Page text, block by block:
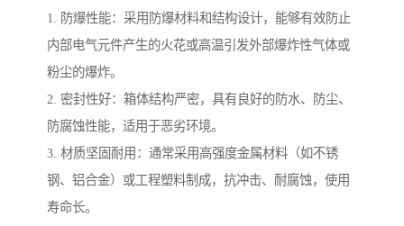
1. 防爆性能：采用防爆材料和结构设计，能够有效防止
内部电气元件产生的火花或高温引发外部爆炸性气体或
粉尘的爆炸。
2. 密封性好：箱体结构严密，具有良好的防水、防尘、
防腐蚀性能，适用于恶劣环境。
3. 材质坚固耐用：通常采用高强度金属材料（如不锈
钢、铝合金）或工程塑料制成，抗冲击、耐腐蚀，使用
寿命长。